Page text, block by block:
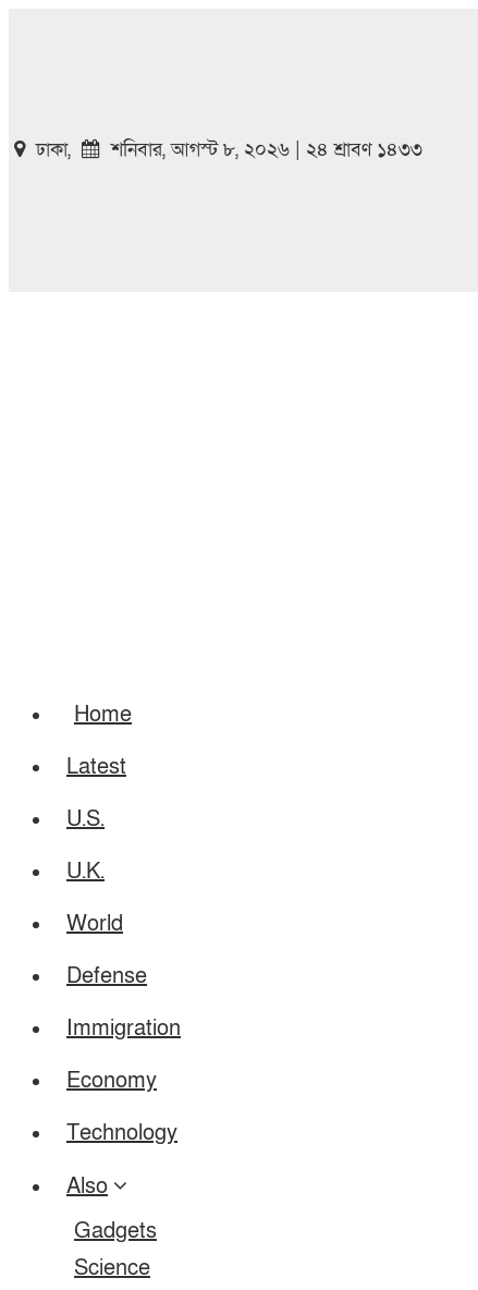
ঢাকা, শনিবার, আগস্ট ৮, ২০২৬ | ২৪ শ্রাবণ ১৪৩৩
Home
Latest
U.S.
U.K.
World
Defense
Immigration
Economy
Technology
Also
Gadgets
Science